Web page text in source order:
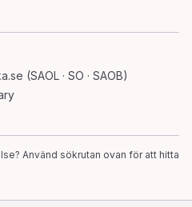
(SAOL · SO · SAOB)
Använd sökrutan ovan för att hitta